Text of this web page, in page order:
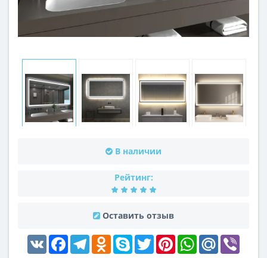
В наличии
Рейтинг:
Оставить отзыв
VK FacebookTelegramOdnoklassniki
Skype Twitter PinterestWhatsAppMail.Ru